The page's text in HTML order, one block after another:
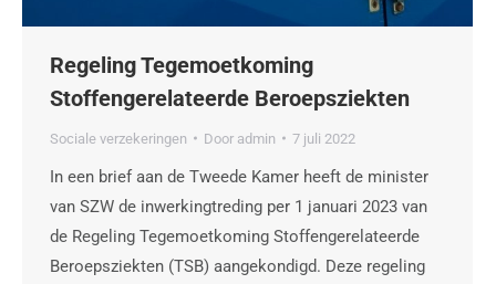
Regeling Tegemoetkoming
Stoffengerelateerde Beroepsziekten
Sociale verzekeringen Door admin 7 juli 2022
In een brief aan de Tweede Kamer heeft de minister
van SZW de inwerkingtreding per 1 januari 2023 van
de Regeling Tegemoetkoming Stoffengerelateerde
Beroepsziekten (TSB) aangekondigd. Deze regeling